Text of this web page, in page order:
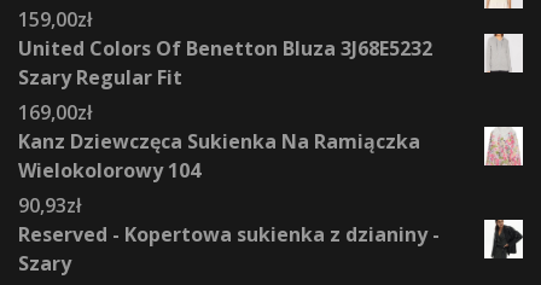
159,00zł
United Colors Of Benetton Bluza 3J68E5232
Szary Regular Fit
169,00zł
Kanz Dziewczęca Sukienka Na Ramiączka
Wielokolorowy 104
90,93zł
Reserved - Kopertowa sukienka z dzianiny -
Szary